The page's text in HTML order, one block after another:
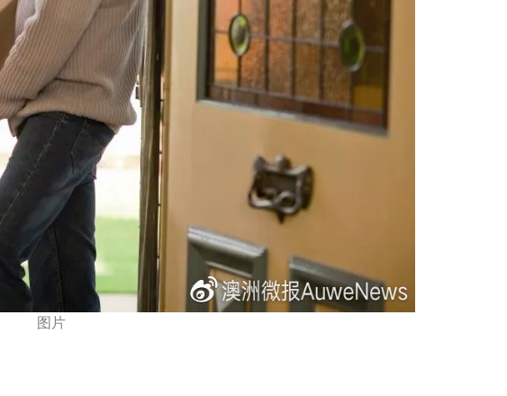
图片